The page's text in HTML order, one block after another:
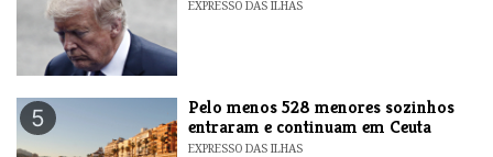
EXPRESSO DAS ILHAS
5
Pelo menos 528 menores sozinhos
entraram e continuam em Ceuta
EXPRESSO DAS ILHAS